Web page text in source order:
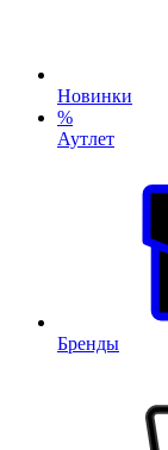
Новинки
%
Аутлет
Бренды